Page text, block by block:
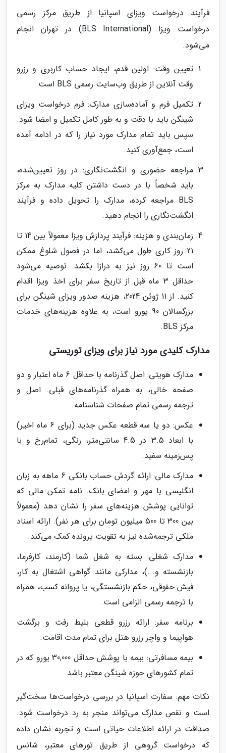
فرآیند درخواست ویزای اسپانیا از طریق مرکز رسمی
درخواست ویزا (BLS International) در تهران انجام
می‌شود.
تعیین وقت: اولین قدم، ایجاد حساب کاربری و رزرو
وقت آنلاین از طریق وب‌سایت رسمی BLS است.
تکمیل فرم و آماده‌سازی مدارک: فرم درخواست ویزای
شینگن باید با دقت و به طور کامل تکمیل و امضا شود.
سپس باید تمام مدارک مورد نیاز را که در ادامه آمده
است، جمع‌آوری کنید.
مراجعه حضوری و انگشت‌نگاری: در روز تعیین‌شده،
باید شخصاً با در دست داشتن کلیه مدارک به مرکز
BLS مراجعه کرده، مدارک را تحویل داده و فرآیند
انگشت‌نگاری را انجام دهید.
زمان‌بندی و هزینه: فرآیند پردازش ویزا معمولاً بین 14 تا
21 روز کاری طول می‌کشد، اما در فصول شلوغ ممکن
است تا 60 روز نیز به درازا بکشد. توصیه می‌شود
حداقل 3 ماه قبل از تاریخ سفر برای اخذ ویزا اقدام
کنید. از 11 ژوئن 2024، هزینه صدور ویزای شینگن برای
بزرگسالان 90 یورو است، به علاوه هزینه‌های خدمات
مرکز BLS.
مدارک کلیدی مورد نیاز برای ویزای توریستی
مدارک هویتی: اصل گذرنامه با حداقل 6 ماه اعتبار و دو
صفحه خالی، به همراه گذرنامه‌های قبلی. اصل و
ترجمه رسمی تمام صفحات شناسنامه.
عکس: دو یا سه قطعه عکس جدید (برای 6 ماه اخیر)
با ابعاد 3.5 در 4.5 سانتی‌متر، رنگی، تمام‌رخ و با
پس‌زمینه سفید.
مدارک مالی: ارائه گردش حساب بانکی 6 ماهه به زبان
انگلیسی با مهر و امضای بانک. نامه تمکن مالی که
توانایی پوشش هزینه‌های سفر را نشان دهد (معمولاً
بین 300 تا 500 میلیون تومان برای هر نفر). ارائه اسناد
ملکی ترجمه‌شده نیز به تقویت پرونده کمک می‌کند.
مدارک شغلی: بسته به شغل شما (کارمند، کارفرما،
بازنشسته و...)، مدارکی مانند گواهی اشتغال به کار،
فیش حقوقی، حکم بازنشستگی، یا پروانه کسب، همراه
با ترجمه رسمی الزامی است.
برنامه سفر: ارائه رزرو قطعی بلیط رفت و برگشت
هواپیما و واچر رزرو هتل برای تمام مدت اقامت.
بیمه مسافرتی: بیمه با پوشش حداقل 30,000 یورو که در
تمام کشورهای حوزه شینگن معتبر باشد.
نکات مهم: سفارت اسپانیا در بررسی درخواست‌ها سخت‌گیر
است و نقص مدارک می‌تواند منجر به رد درخواست شود.
صداقت در ارائه اطلاعات حیاتی است و تجربه نشان داده
که درخواست گروهی از طریق تورهای معتبر، شانس